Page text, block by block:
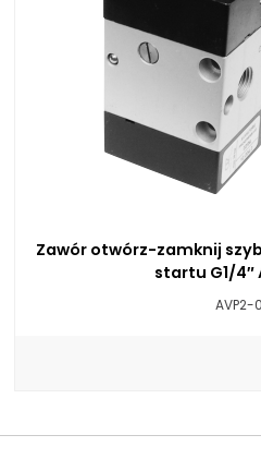
Zawór otwórz-zamknij
startu G1/4″
AVP2-